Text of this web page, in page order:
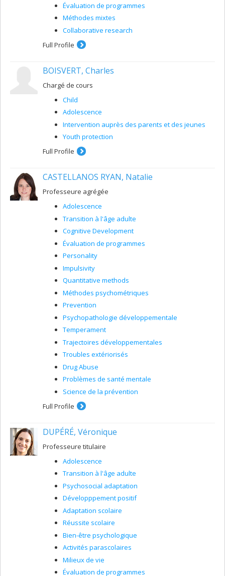
Évaluation de programmes
Méthodes mixtes
Collaborative research
Full Profile
BOISVERT, Charles
Chargé de cours
Child
Adolescence
Intervention auprès des parents et des jeunes
Youth protection
Full Profile
CASTELLANOS RYAN, Natalie
Professeure agrégée
Adolescence
Transition à l'âge adulte
Cognitive Development
Évaluation de programmes
Personality
Impulsivity
Quantitative methods
Méthodes psychométriques
Prevention
Psychopathologie développementale
Temperament
Trajectoires développementales
Troubles extériorisés
Drug Abuse
Problèmes de santé mentale
Science de la prévention
Full Profile
DUPÉRÉ, Véronique
Professeure titulaire
Adolescence
Transition à l'âge adulte
Psychosocial adaptation
Développpement positif
Adaptation scolaire
Réussite scolaire
Bien-être psychologique
Activités parascolaires
Milieux de vie
Évaluation de programmes